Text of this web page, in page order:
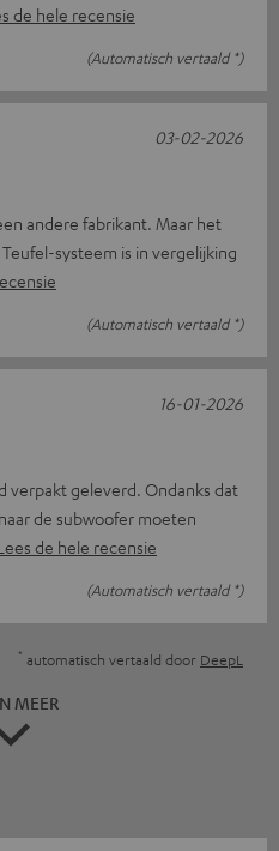
de hele recensie
(Automatisch vertaald *)
andere fabrikant. Maar het
systeem is in vergelijking
(Automatisch vertaald *)
03-02-2026
verpakt geleverd. Ondanks dat
de subwoofer moeten
de hele recensie
(Automatisch vertaald *)
16-01-2026
* automatisch vertaald door DeepL
MEER